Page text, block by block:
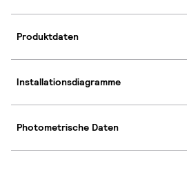
Produktdaten
Installationsdiagramme
Photometrische Daten